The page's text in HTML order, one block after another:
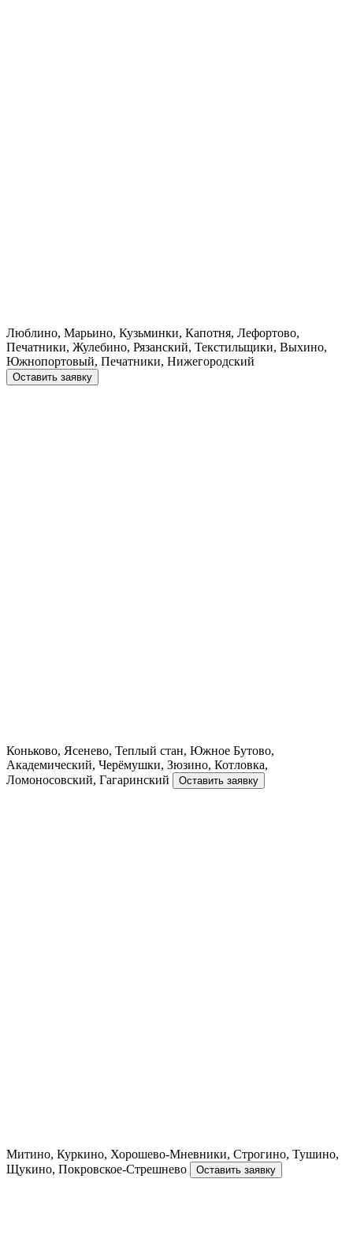
Люблино, Марьино, Кузьминки, Капотня, Лефортово,
Печатники, Жулебино, Рязанский, Текстильщики, Выхино,
Южнопортовый, Печатники, Нижегородский
Оставить заявку
Коньково, Ясенево, Теплый стан, Южное Бутово,
Академический, Черёмушки, Зюзино, Котловка,
Ломоносовский, Гагаринский
Оставить заявку
Митино, Куркино, Хорошево-Мневники, Строгино, Тушино,
Щукино, Покровское-Стрешнево
Оставить заявку